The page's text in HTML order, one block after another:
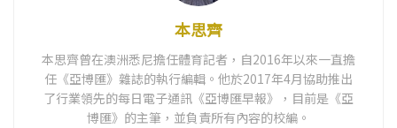
本思齊
本思齊曾在澳洲悉尼擔任體育記者，自2016年以來一直擔
任《亞博匯》雜誌的執行編輯。他於2017年4月協助推出
了行業領先的每日電子通訊《亞博匯早報》，目前是《亞
博匯》的主筆，並負責所有內容的校編。